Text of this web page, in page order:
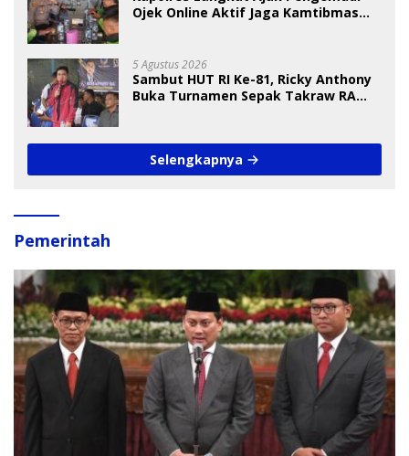
Ojek Online Aktif Jaga Kamtibmas
5 Agustus 2026
Sambut HUT RI Ke-81, Ricky Anthony
Buka Turnamen Sepak Takraw RA
Selengkapnya
Pemerintah